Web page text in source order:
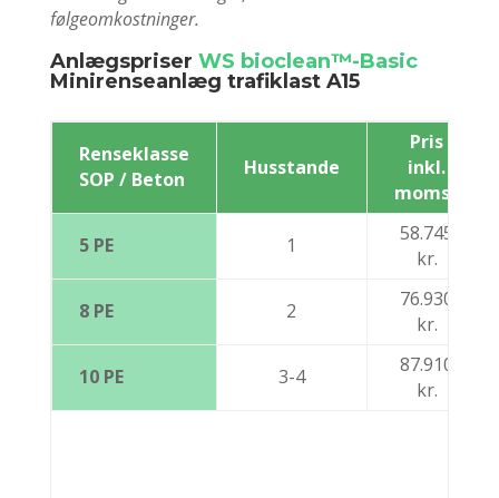
10 PE
følgeomkostninger.
Anlægspriser WS bioclean™-Basic
Minirenseanlæg trafiklast A15
Renseklasse
SOP / Beton
Husstande
Pris
inkl.
moms*
5 PE 1
58.745
kr.
8 PE 2
76.930
kr.
10 PE 3-4
87.910
kr.